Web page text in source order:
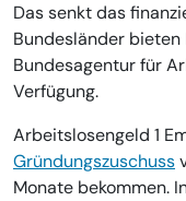
Das senkt das
Bundesländer
Bundesagentur für
Verfügung.
Arbeitslosengeld 1
Gründungszuschuss
Monate bekommen.